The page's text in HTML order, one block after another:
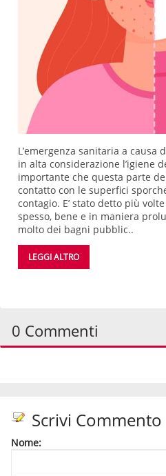
L’emergenza sanitaria a
in alta considerazione l’igiene
importante che questa parte
contatto con le superfici
contagio. E’ stato detto più
spesso, bene e in maniera
molto dei bagni pubblic..
LEGGI ALTRO
0 Commenti
Scrivi Commento
Nome: